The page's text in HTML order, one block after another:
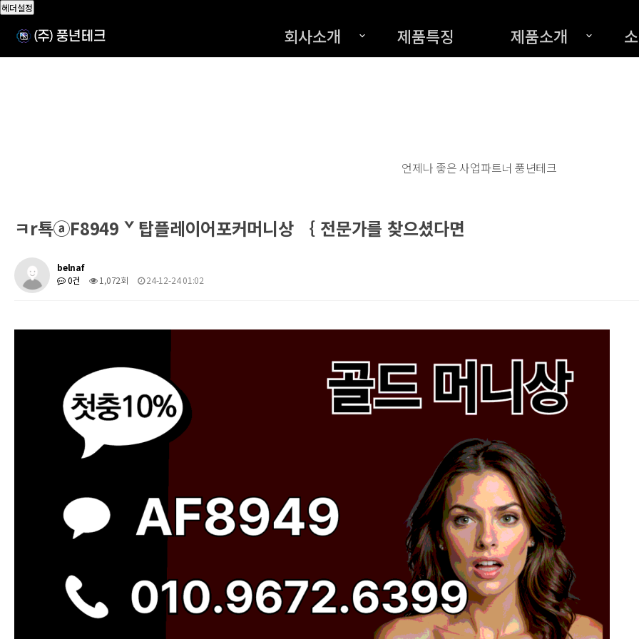
회사소개 제품특징 제품소개
헤더설정
언제나 좋은 사업파트너 풍년테크
ㅋr툑ⓐF8949 ˇ 탑플레이어포커머니상 ｛ 전문가를 찾으셨다면
belnaf
0건
1,072회 24-12-24 01:02